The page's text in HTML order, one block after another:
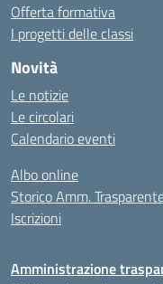
Offerta formativa
I progetti delle classi
Novità
Le notizie
Le circolari
Calendario eventi
Albo online
Storico Amm.
Iscrizioni
Amministrazione